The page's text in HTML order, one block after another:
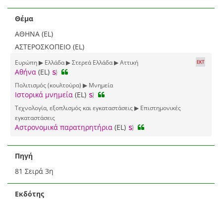
Θέμα
ΑΘΗΝΑ (EL)
ΑΣΤΕΡΟΣΚΟΠΕΙΟ (EL)
Ευρώπη ▶ Ελλάδα ▶ Στερεά Ελλάδα ▶ Αττική
Αθήνα (EL)
Πολιτισμός (κουλτούρα) ▶ Μνημεία
Ιστορικά μνημεία (EL)
Τεχνολογία, εξοπλισμός και εγκαταστάσεις ▶ Επιστημονικές
εγκαταστάσεις
Αστρονομικά παρατηρητήρια (EL)
Πηγή
81 Σειρά 3η
Εκδότης